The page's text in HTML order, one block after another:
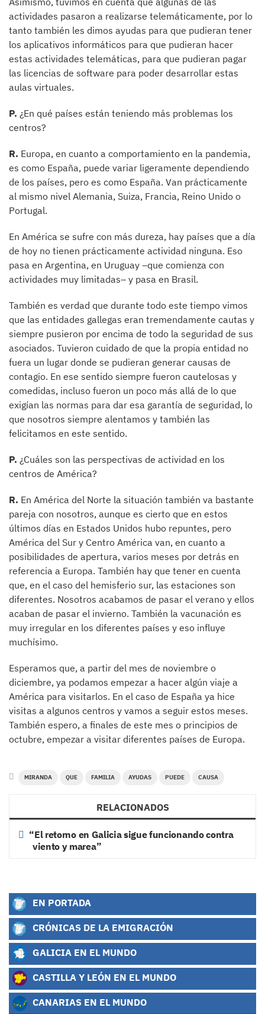
actividades pasaron a realizarse telemáticamente, por lo
tanto también les dimos ayudas para que pudieran tener
los aplicativos informáticos para que pudieran hacer
estas actividades telemáticas, para que pudieran pagar
las licencias de software para poder desarrollar estas
aulas virtuales.
P. ¿En qué países están teniendo más problemas los
centros?
R. Europa, en cuanto a comportamiento en la pandemia,
es como España, puede variar ligeramente dependiendo
de los países, pero es como España. Van prácticamente
al mismo nivel Alemania, Suiza, Francia, Reino Unido o
Portugal.
En América se sufre con más dureza, hay países que a día
de hoy no tienen prácticamente actividad ninguna. Eso
pasa en Argentina, en Uruguay –que comienza con
actividades muy limitadas– y pasa en Brasil.
También es verdad que durante todo este tiempo vimos
que las entidades gallegas eran tremendamente cautas y
siempre pusieron por encima de todo la seguridad de sus
asociados. Tuvieron cuidado de que la propia entidad no
fuera un lugar donde se pudieran generar causas de
contagio. En ese sentido siempre fueron cautelosas y
comedidas, incluso fueron un poco más allá de lo que
exigían las normas para dar esa garantía de seguridad, lo
que nosotros siempre alentamos y también las
felicitamos en este sentido.
P. ¿Cuáles son las perspectivas de actividad en los
centros de América?
R. En América del Norte la situación también va bastante
pareja con nosotros, aunque es cierto que en estos
últimos días en Estados Unidos hubo repuntes, pero
América del Sur y Centro América van, en cuanto a
posibilidades de apertura, varios meses por detrás en
referencia a Europa. También hay que tener en cuenta
que, en el caso del hemisferio sur, las estaciones son
diferentes. Nosotros acabamos de pasar el verano y ellos
acaban de pasar el invierno. También la vacunación es
muy irregular en los diferentes países y eso influye
muchísimo.
Esperamos que, a partir del mes de noviembre o
diciembre, ya podamos empezar a hacer algún viaje a
América para visitarlos. En el caso de España ya hice
visitas a algunos centros y vamos a seguir estos meses.
También espero, a finales de este mes o principios de
octubre, empezar a visitar diferentes países de Europa.
MIRANDA QUE FAMILIA AYUDAS PUEDE CAUSA
RELACIONADOS
“El retorno en Galicia sigue funcionando contra
viento y marea”
EN PORTADA
CRÓNICAS DE LA EMIGRACIÓN
GALICIA EN EL MUNDO
CASTILLA Y LEÓN EN EL MUNDO
CANARIAS EN EL MUNDO